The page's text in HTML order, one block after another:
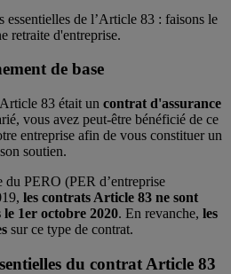
essentielles de l’Article 83 : faisons le
retraite d'entreprise.
de base
83 était un contrat d'assurance
vous avez peut-être bénéficié de ce
entreprise afin de vous constituer un
soutien.
du PERO (PER d’entreprise
les contrats Article 83 ne sont
1er octobre 2020. En revanche, les
sur ce type de contrat.
du contrat Article 83